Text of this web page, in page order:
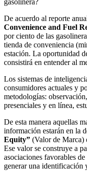
gasolinera?
De acuerdo al reporte
Convenience and Fuel
por ciento de las
tienda de conveniencia
estación. La oportunidad
consistirá en entender al
Los sistemas de
consumidores actuales y
metodologías:
presenciales y en línea,
De esta manera aquellas
información estarán en la
Equity” (Valor de Marca)
Ese valor se construye a
asociaciones favorables
generar una identificación